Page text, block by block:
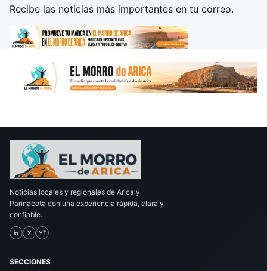
Recibe las noticias más importantes en tu correo.
Noticias locales y regionales de Arica y
Parinacota con una experiencia rápida, clara y
confiable.
in X YT
SECCIONES